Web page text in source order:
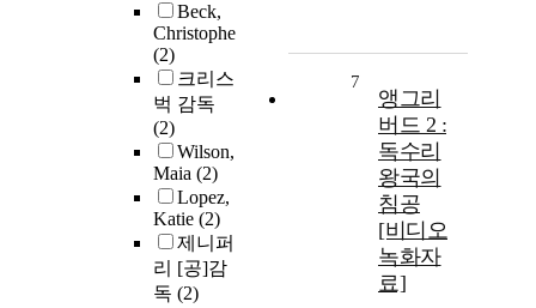
Beck,
Christophe
(2)
크리스
벅 감독
(2)
Wilson,
Maia (2)
Lopez,
Katie (2)
제니퍼
리 [공]감
독 (2)
7
앵그리
버드 2 :
독수리
왕국의
침공
[비디오
녹화자
료]